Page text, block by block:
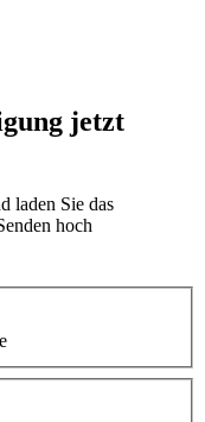
jetzt
laden Sie das
hoch